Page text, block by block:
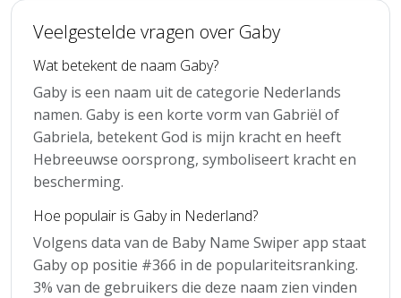
Veelgestelde vragen over Gaby
Wat betekent de naam Gaby?
Gaby is een naam uit de categorie Nederlands
namen. Gaby is een korte vorm van Gabriël of
Gabriela, betekent God is mijn kracht en heeft
Hebreeuwse oorsprong, symboliseert kracht en
bescherming.
Hoe populair is Gaby in Nederland?
Volgens data van de Baby Name Swiper app staat
Gaby op positie #366 in de populariteitsranking.
3% van de gebruikers die deze naam zien vinden